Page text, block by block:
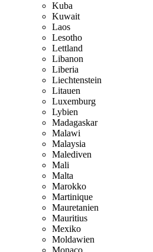
Kuba
Kuwait
Laos
Lesotho
Lettland
Libanon
Liberia
Liechtenstein
Litauen
Luxemburg
Lybien
Madagaskar
Malawi
Malaysia
Malediven
Mali
Malta
Marokko
Martinique
Mauretanien
Mauritius
Mexiko
Moldawien
Monaco